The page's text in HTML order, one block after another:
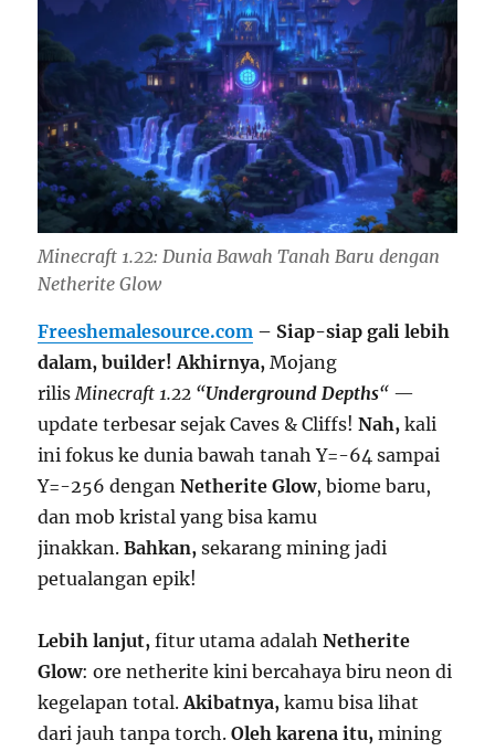
Minecraft 1.22: Dunia Bawah Tanah Baru dengan
Netherite Glow
Freeshemalesource.com – Siap-siap gali lebih
dalam, builder! Akhirnya, Mojang
rilis Minecraft 1.22 “Underground Depths“ —
update terbesar sejak Caves & Cliffs!Nah, kali
ini fokus ke dunia bawah tanah Y=-64 sampai
Y=-256 denganNetherite Glow, biome baru,
dan mob kristal yang bisa kamu
jinakkan.Bahkan, sekarang mining jadi
petualangan epik!
Lebih lanjut, fitur utama adalahNetherite
Glow: ore netherite kini bercahaya biru neon di
kegelapan total.Akibatnya, kamu bisa lihat
dari jauh tanpa torch.Oleh karena itu, mining